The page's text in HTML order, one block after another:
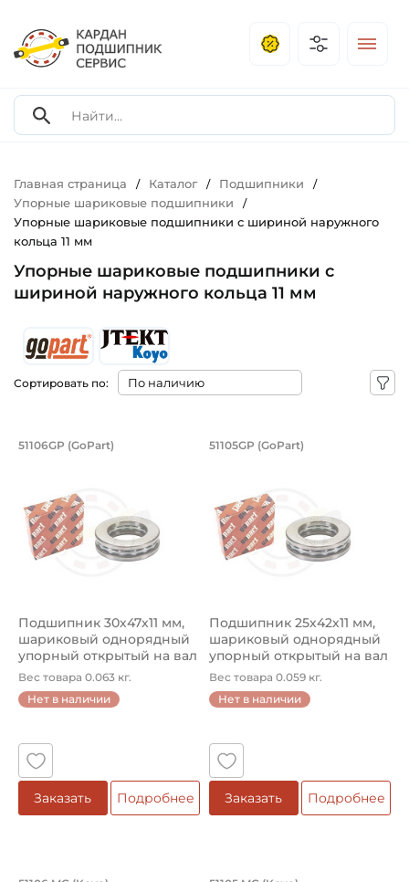
Главная страница / Каталог / Подшипники /
Упорные шариковые подшипники /
Упорные шариковые подшипники с шириной наружного
кольца 11 мм
Упорные шариковые подшипники с
шириной наружного кольца 11 мм
Сортировать по:
Подшипник 30х47х11 мм, шариковый
51106GP (GoPart)
Подшипник 30х47х11 мм,
шариковый однорядный
упорный открытый на вал
30 ...
Вес товара 0.063 кг.
Нет в наличии
Заказать Подробнее
Подшипник
51105GP (GoPart)
Подшипник 25х42х11 мм,
шариковый однорядный
упорный открытый на вал
25 ...
Вес товара 0.059 кг.
Нет в наличии
Заказать Подробнее